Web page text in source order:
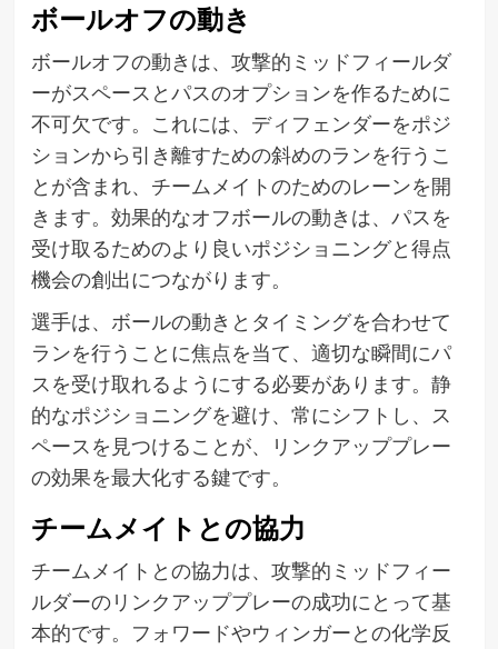
ボールオフの動き
ボールオフの動きは、攻撃的ミッドフィールダ
ーがスペースとパスのオプションを作るために
不可欠です。これには、ディフェンダーをポジ
ションから引き離すための斜めのランを行うこ
とが含まれ、チームメイトのためのレーンを開
きます。効果的なオフボールの動きは、パスを
受け取るためのより良いポジショニングと得点
機会の創出につながります。
選手は、ボールの動きとタイミングを合わせて
ランを行うことに焦点を当て、適切な瞬間にパ
スを受け取れるようにする必要があります。静
的なポジショニングを避け、常にシフトし、ス
ペースを見つけることが、リンクアッププレー
の効果を最大化する鍵です。
チームメイトとの協力
チームメイトとの協力は、攻撃的ミッドフィー
ルダーのリンクアッププレーの成功にとって基
本的です。フォワードやウィンガーとの化学反